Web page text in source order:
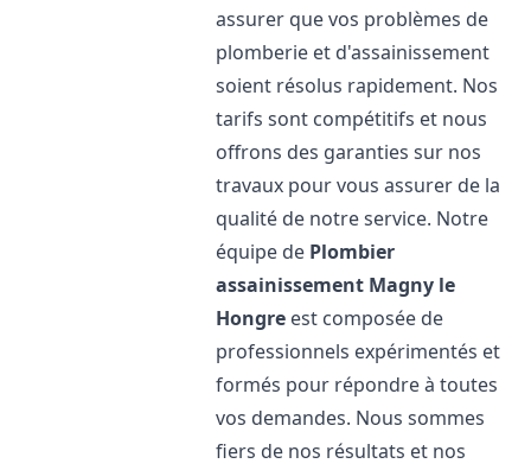
assurer que vos problèmes de
plomberie et d'assainissement
soient résolus rapidement. Nos
tarifs sont compétitifs et nous
offrons des garanties sur nos
travaux pour vous assurer de la
qualité de notre service. Notre
équipe de Plombier
assainissement Magny le
Hongre est composée de
professionnels expérimentés et
formés pour répondre à toutes
vos demandes. Nous sommes
fiers de nos résultats et nos